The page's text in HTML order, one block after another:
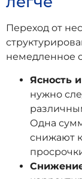
Переход от
немедленное
Ясность
нужно
Одна
снижают